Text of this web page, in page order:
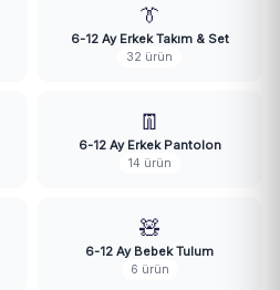
👔
6-12 Ay Erkek Takım & Set
32 ürün
👖
6-12 Ay Erkek Pantolon
14 ürün
🧸
6-12 Ay Bebek Tulum
6 ürün